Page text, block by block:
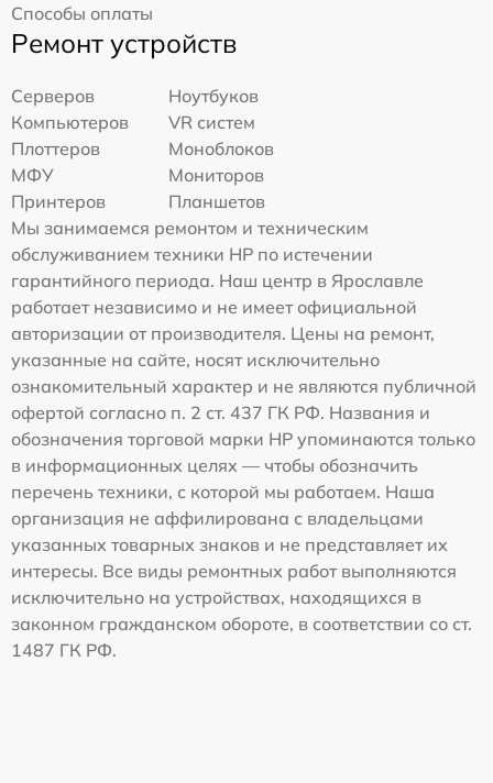
Способы оплаты
Ремонт устройств
Серверов
Ноутбуков
Компьютеров
VR систем
Плоттеров
Моноблоков
МФУ
Мониторов
Принтеров
Планшетов
Мы занимаемся ремонтом и техническим
обслуживанием техники HP по истечении
гарантийного периода. Наш центр в Ярославле
работает независимо и не имеет официальной
авторизации от производителя. Цены на ремонт,
указанные на сайте, носят исключительно
ознакомительный характер и не являются публичной
офертой согласно п. 2 ст. 437 ГК РФ. Названия и
обозначения торговой марки HP упоминаются только
в информационных целях — чтобы обозначить
перечень техники, с которой мы работаем. Наша
организация не аффилирована с владельцами
указанных товарных знаков и не представляет их
интересы. Все виды ремонтных работ выполняются
исключительно на устройствах, находящихся в
законном гражданском обороте, в соответствии со ст.
1487 ГК РФ.